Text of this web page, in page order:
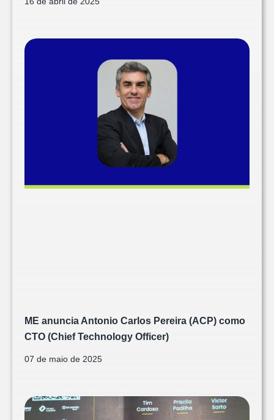
ME anuncia Antonio Carlos Pereira (ACP) como
CTO (Chief Technology Officer)
07 de maio de 2025